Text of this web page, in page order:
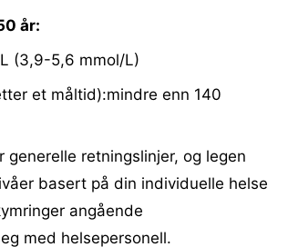
år:
(3,9-5,6 mmol/L)
et måltid):mindre enn 140
retningslinjer, og legen
basert på din individuelle helse
angående
med helsepersonell.